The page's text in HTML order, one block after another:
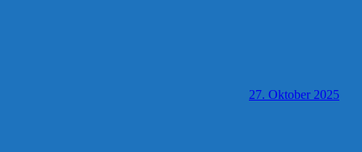
27. Oktober 2025